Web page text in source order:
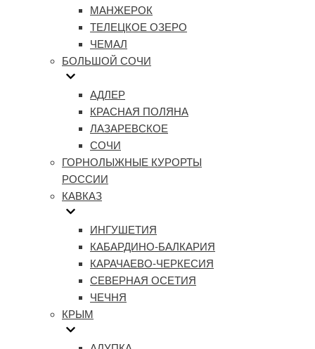
МАНЖЕРОК
ТЕЛЕЦКОЕ ОЗЕРО
ЧЕМАЛ
БОЛЬШОЙ СОЧИ
АДЛЕР
КРАСНАЯ ПОЛЯНА
ЛАЗАРЕВСКОЕ
СОЧИ
ГОРНОЛЫЖНЫЕ КУРОРТЫ
РОССИИ
КАВКАЗ
ИНГУШЕТИЯ
КАБАРДИНО-БАЛКАРИЯ
КАРАЧАЕВО-ЧЕРКЕСИЯ
СЕВЕРНАЯ ОСЕТИЯ
ЧЕЧНЯ
КРЫМ